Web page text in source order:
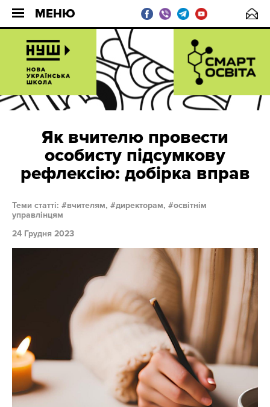
МЕНЮ
Як вчителю провести
особисту підсумкову
рефлексію: добірка вправ
Теми статті: вчителям, директорам,
освітнім
управлінцям
24 Грудня 2023